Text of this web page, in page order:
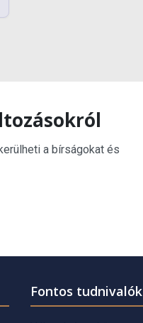
a bírságokat és
Fontos tudnivalók